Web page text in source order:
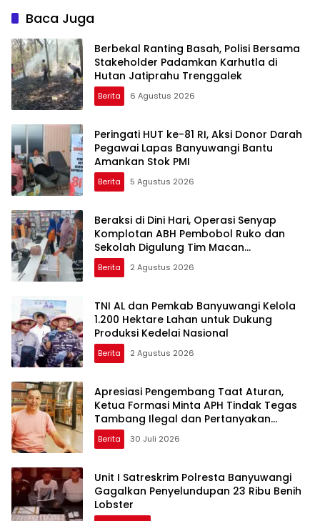
Baca Juga
Berbekal Ranting Basah, Polisi Bersama
Stakeholder Padamkan Karhutla di
Hutan Jatiprahu Trenggalek
Berita 6 Agustus 2026
Peringati HUT ke-81 RI, Aksi Donor Darah
Pegawai Lapas Banyuwangi Bantu
Amankan Stok PMI
Berita 5 Agustus 2026
Beraksi di Dini Hari, Operasi Senyap
Komplotan ABH Pembobol Ruko dan
Sekolah Digulung Tim Macan
Blambangan
Berita 2 Agustus 2026
TNI AL dan Pemkab Banyuwangi Kelola
1.200 Hektare Lahan untuk Dukung
Produksi Kedelai Nasional
Berita 2 Agustus 2026
Apresiasi Pengembang Taat Aturan,
Ketua Formasi Minta APH Tindak Tegas
Tambang Ilegal dan Pertanyakan
Perizinan di Gambor
Berita 30 Juli 2026
Unit I Satreskrim Polresta Banyuwangi
Gagalkan Penyelundupan 23 Ribu Benih
Lobster